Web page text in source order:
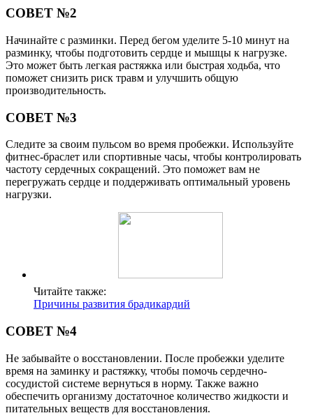
СОВЕТ №2
Начинайте с разминки. Перед бегом уделите 5-10 минут на
разминку, чтобы подготовить сердце и мышцы к нагрузке.
Это может быть легкая растяжка или быстрая ходьба, что
поможет снизить риск травм и улучшить общую
производительность.
СОВЕТ №3
Следите за своим пульсом во время пробежки. Используйте
фитнес-браслет или спортивные часы, чтобы контролировать
частоту сердечных сокращений. Это поможет вам не
перегружать сердце и поддерживать оптимальный уровень
нагрузки.
Читайте также:
Причины развития брадикардий
СОВЕТ №4
Не забывайте о восстановлении. После пробежки уделите
время на заминку и растяжку, чтобы помочь сердечно-
сосудистой системе вернуться в норму. Также важно
обеспечить организму достаточное количество жидкости и
питательных веществ для восстановления.